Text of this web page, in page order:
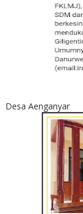
Desa Aenganyar